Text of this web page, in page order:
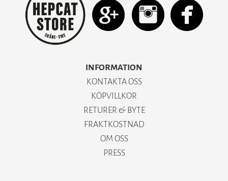
INFORMATION
KONTAKTA OSS
KÖPVILLKOR
RETURER & BYTE
FRAKTKOSTNAD
OM OSS
PRESS